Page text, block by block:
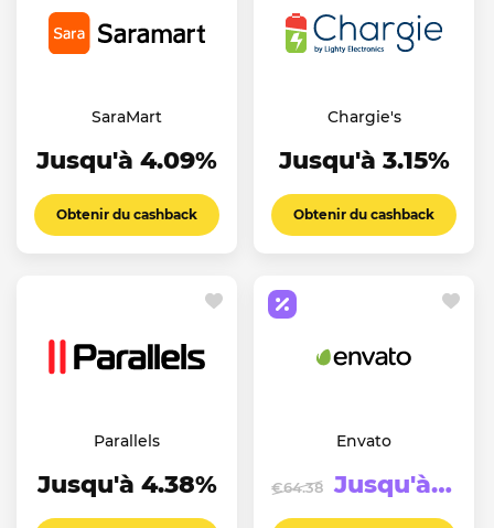
SaraMart
Jusqu'à 4.09%
Obtenir du cashback
Chargie's
Jusqu'à 3.15%
Obtenir du cashback
Parallels
Jusqu'à 4.38%
Envato
€64.38 Jusqu'à €123.94